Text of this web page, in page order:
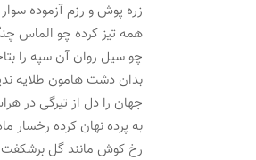
زره پوش و رزم آزموده سوار
همه تیز کرده چو الماس
چو سیل روان آن سپه را
بدان دشت هامون طلایه
جهان را دل از تیرگی در
به پرده نهان کرده رخسار
رخ کوش مانند گل برشکفت